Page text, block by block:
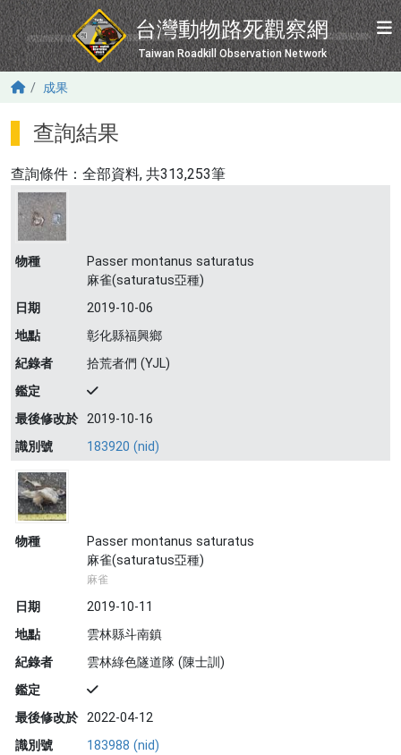
移至主內容
台灣動物路死觀察網
Taiwan Roadkill Observation Network
成果
查詢結果
查詢條件： 全部資料, 共313,253筆
物種
Passer montanus saturatus
麻雀(saturatus亞種)
日期
2019-10-06
地點
彰化縣福興鄉
紀錄者
拾荒者們 (YJL)
鑑定
最後修改於 2019-10-16
識別號
183920 (nid)
物種
Passer montanus saturatus
麻雀(saturatus亞種)
麻雀
日期
2019-10-11
地點
雲林縣斗南鎮
紀錄者
雲林綠色隧道隊 (陳士訓)
鑑定
最後修改於 2022-04-12
識別號
183988 (nid)